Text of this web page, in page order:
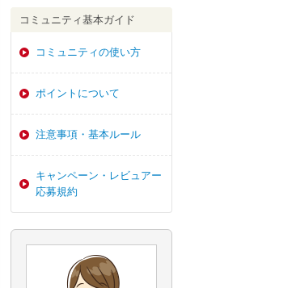
コミュニティ基本ガイド
コミュニティの使い方
ポイントについて
注意事項・基本ルール
キャンペーン・レビュアー
応募規約